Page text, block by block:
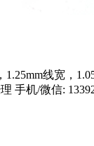
线宽，
机/微信: